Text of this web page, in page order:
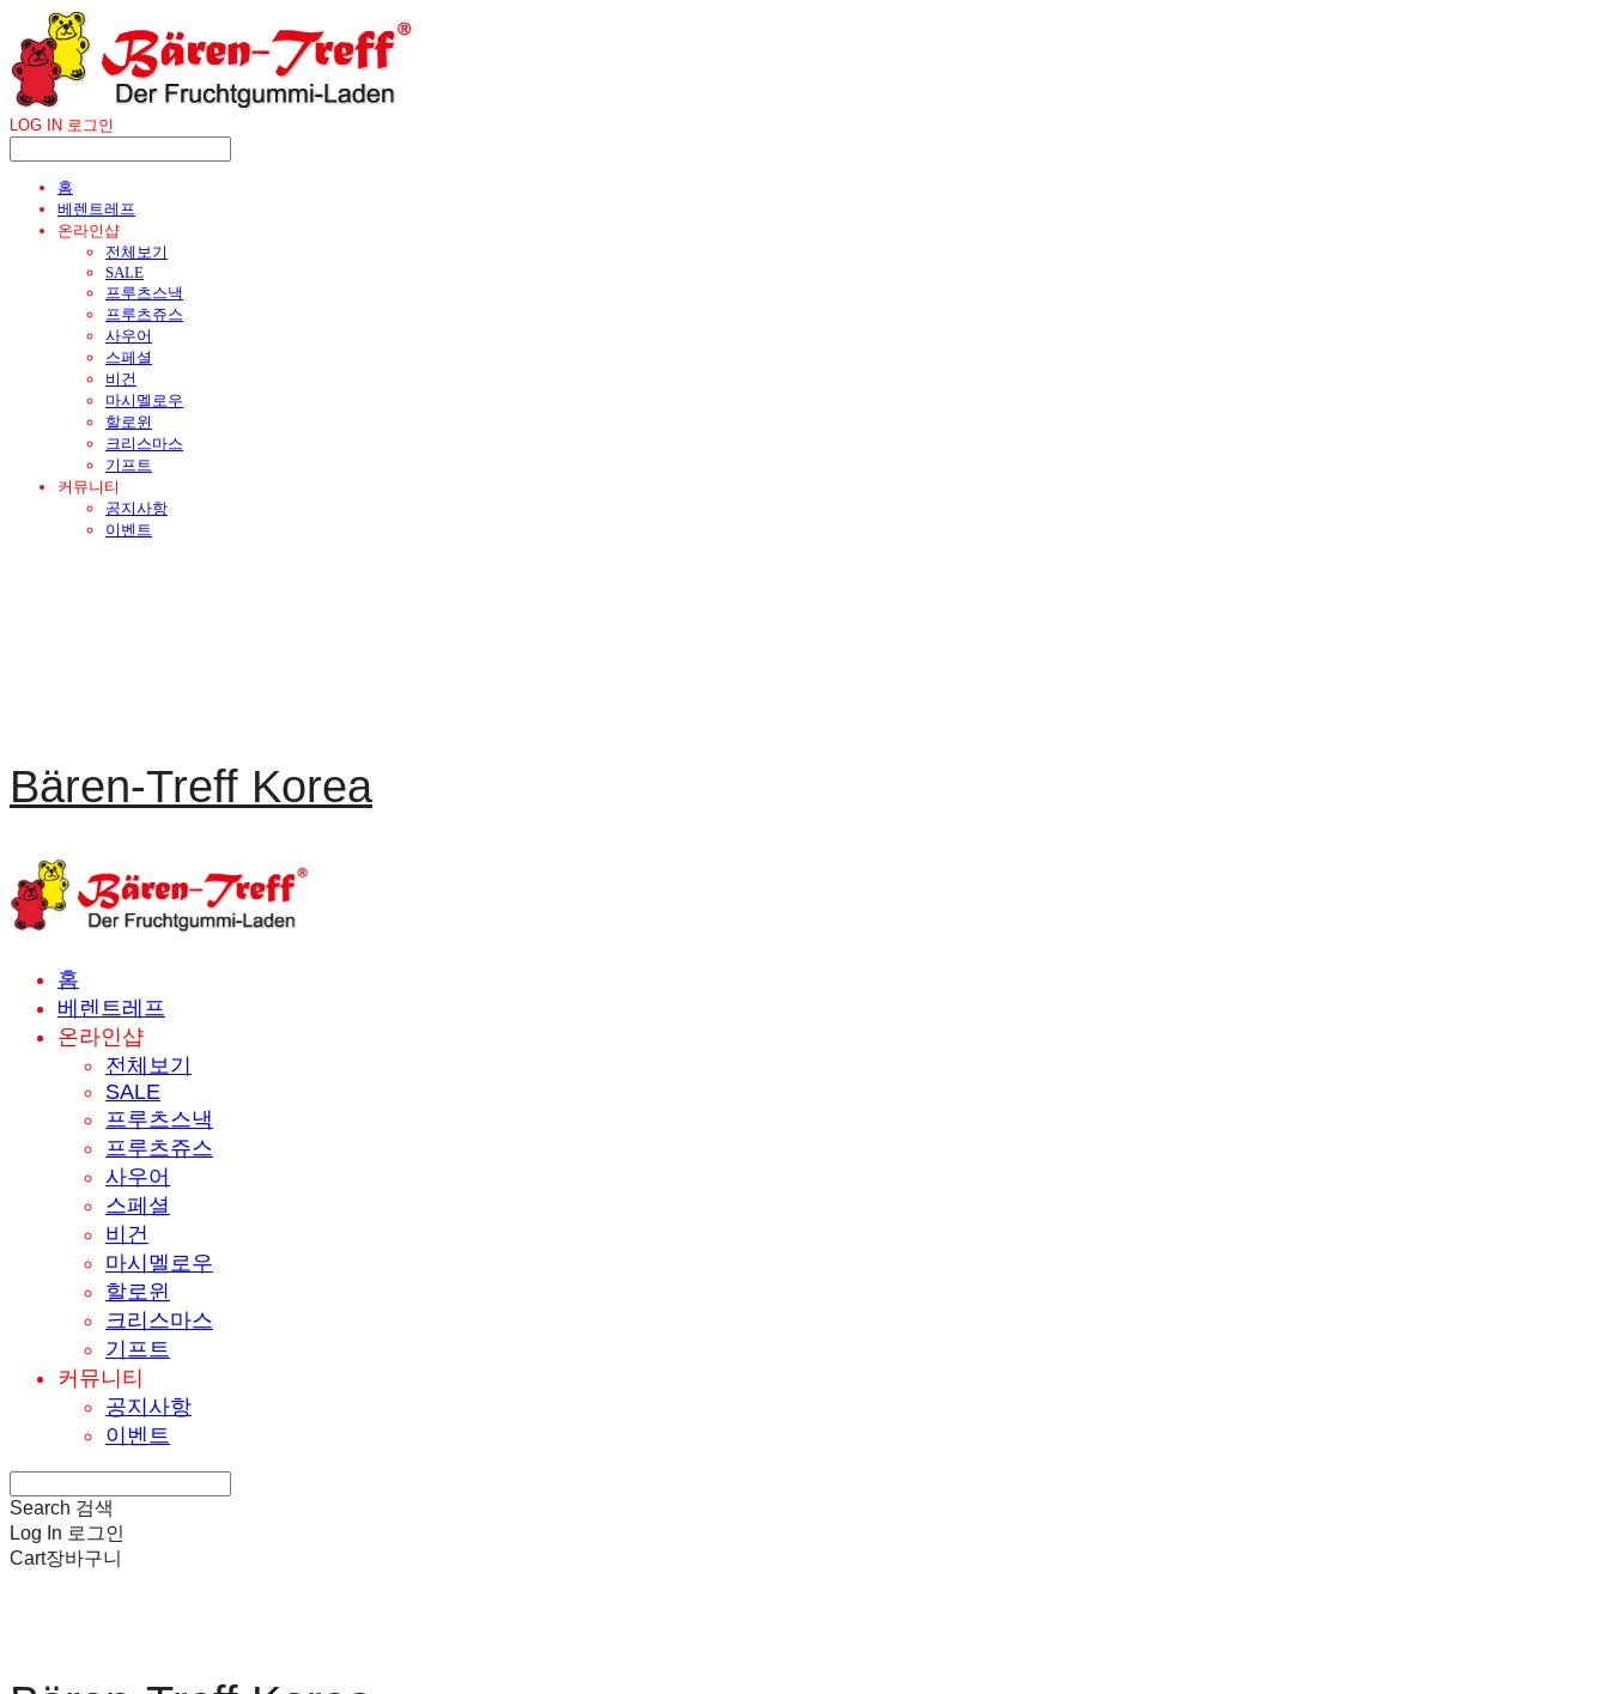
LOG IN 로그인
홈
베렌트레프
온라인샵
전체보기
SALE
프루츠스낵
프루츠쥬스
사우어
스페셜
비건
마시멜로우
할로윈
크리스마스
기프트
커뮤니티
공지사항
이벤트
Bären-Treff Korea
홈
베렌트레프
온라인샵
전체보기
SALE
프루츠스낵
프루츠쥬스
사우어
스페셜
비건
마시멜로우
할로윈
크리스마스
기프트
커뮤니티
공지사항
이벤트
Search 검색
Log In 로그인
Cart장바구니